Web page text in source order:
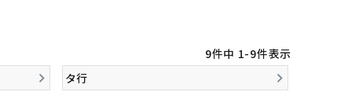
9件中 1-9件表示
タ行